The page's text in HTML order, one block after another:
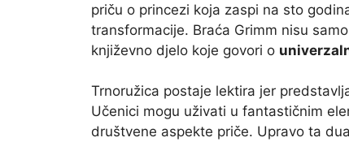
priču o princezi koja zaspi na sto
transformacije. Braća Grimm nisu
književno djelo koje govori o
Trnoružica postaje lektira jer
Učenici mogu uživati u fantastičnim
društvene aspekte priče. Upravo ta